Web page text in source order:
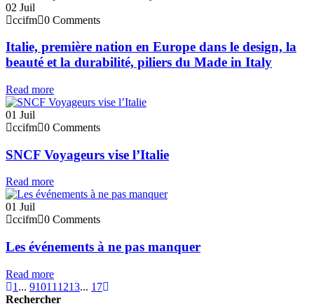
02 Juil
ccifm 0 Comments
Italie, première nation en Europe dans le design, la
beauté et la durabilité, piliers du Made in Italy
Read more
01 Juil
ccifm 0 Comments
SNCF Voyageurs vise l’Italie
Read more
01 Juil
ccifm 0 Comments
Les événements à ne pas manquer
Read more
1 ... 91011 1213... 17
Rechercher